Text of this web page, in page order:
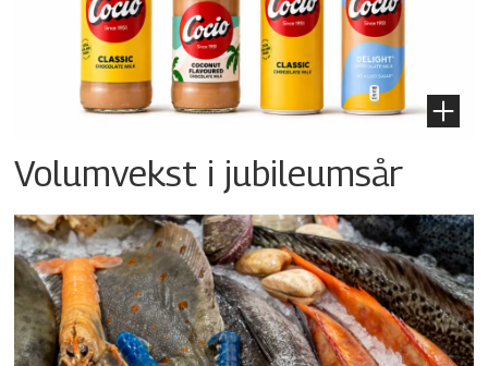
Volumvekst i jubileumsår